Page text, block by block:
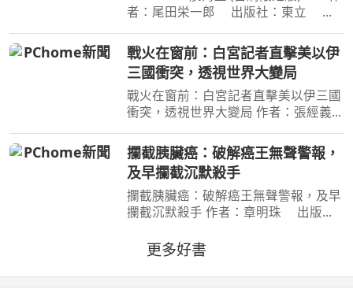
者：尾田栄一郎 出版社：東立 出
歷史黑暗當中的「諸神峽谷事件」，其
全貌終於即將揭曉！席捲號稱最可怕海
賊團的洛克斯海賊團
戰火在窗前：白宮記者直擊美以伊
三國衝突，透視世界大變局
戰火在窗前：白宮記者直擊美以伊三國
衝突，透視世界大變局 作者：張經義
期：2026-07-31 00:00:00 新聞告訴
你，今天哪裡又開火； 這本書告訴
你，世界為什麼走到今天。
攔截胰臟癌：破解癌王無聲警報，
及早攔截沉默殺手
攔截胰臟癌：破解癌王無聲警報，及早
攔截沉默殺手 作者：章明珠 出版
04 00:00:00 定期健檢正常，為何仍得
胰臟癌？ 台大權威醫師25年篩檢實
證， 鎖定胰臟癌關鍵1公分，
更多好書